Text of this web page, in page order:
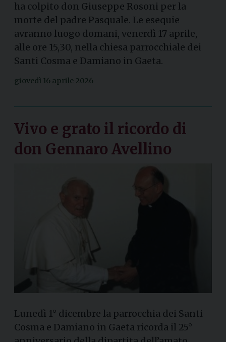
ha colpito don Giuseppe Rosoni per la
morte del padre Pasquale. Le esequie
avranno luogo domani, venerdì 17 aprile,
alle ore 15,30, nella chiesa parrocchiale dei
Santi Cosma e Damiano in Gaeta.
giovedì 16 aprile 2026
Vivo e grato il ricordo di
don Gennaro Avellino
Lunedì 1° dicembre la parrocchia dei Santi
Cosma e Damiano in Gaeta ricorda il 25°